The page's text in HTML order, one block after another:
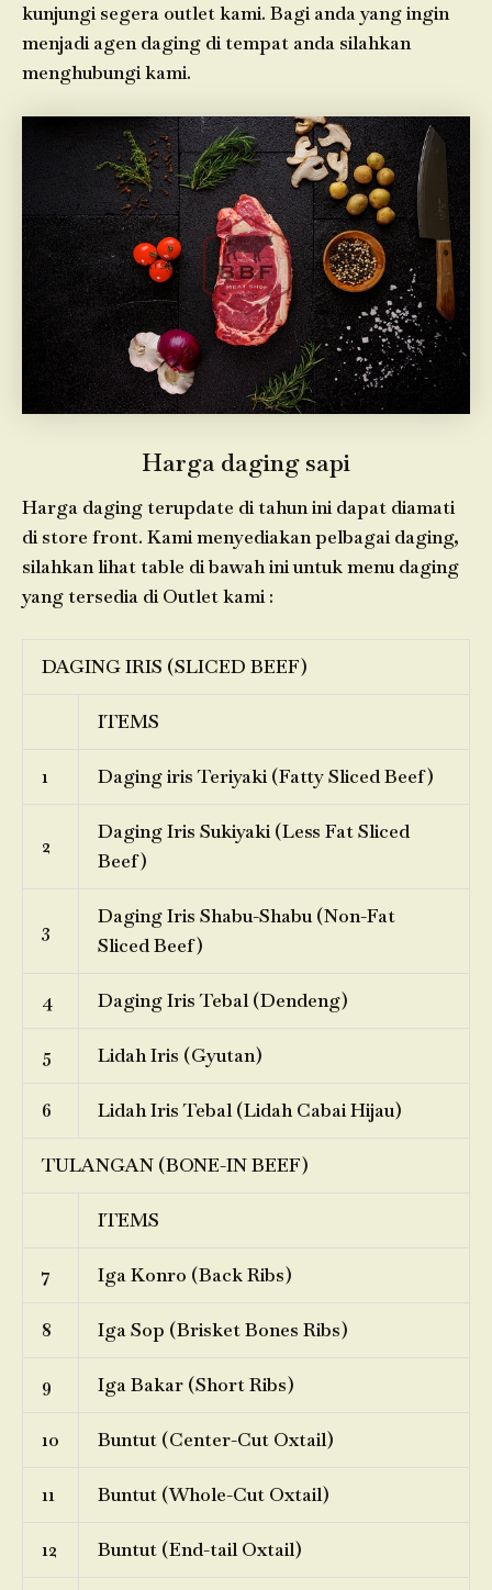
kunjungi segera outlet kami. Bagi anda yang ingin
menjadi agen daging di tempat anda silahkan
menghubungi kami.
Harga daging sapi
Harga daging terupdate di tahun ini dapat diamati
di store front. Kami menyediakan pelbagai daging,
silahkan lihat table di bawah ini untuk menu daging
yang tersedia di Outlet kami :
DAGING IRIS (SLICED BEEF)
ITEMS
1 Daging iris Teriyaki (Fatty Sliced Beef)
2
Daging Iris Sukiyaki (Less Fat Sliced
Beef)
3
Daging Iris Shabu-Shabu (Non-Fat
Sliced Beef)
4 Daging Iris Tebal (Dendeng)
5 Lidah Iris (Gyutan)
6 Lidah Iris Tebal (Lidah Cabai Hijau)
TULANGAN (BONE-IN BEEF)
ITEMS
7 Iga Konro (Back Ribs)
8 Iga Sop (Brisket Bones Ribs)
9 Iga Bakar (Short Ribs)
10 Buntut (Center-Cut Oxtail)
11 Buntut (Whole-Cut Oxtail)
12 Buntut (End-tail Oxtail)